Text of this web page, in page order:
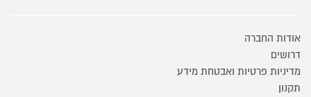
אודות החברה
דרושים
מדיניות פרטיות ואבטחת מידע
תקנון